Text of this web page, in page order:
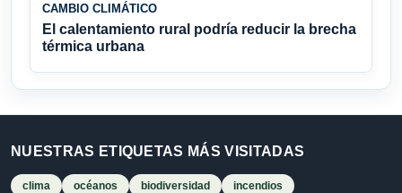
CAMBIO CLIMÁTICO
El calentamiento rural podría reducir la brecha
térmica urbana
NUESTRAS ETIQUETAS MÁS VISITADAS
clima océanos biodiversidad
incendios